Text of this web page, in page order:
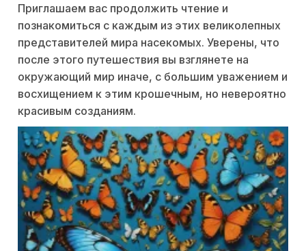
Приглашаем вас продолжить чтение и
познакомиться с каждым из этих великолепных
представителей мира насекомых. Уверены, что
после этого путешествия вы взглянете на
окружающий мир иначе, с большим уважением и
восхищением к этим крошечным, но невероятно
красивым созданиям.